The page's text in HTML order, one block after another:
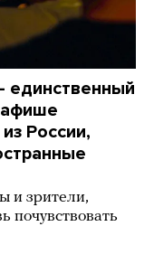
единственный
афише
России,
и зрители,
почувствовать